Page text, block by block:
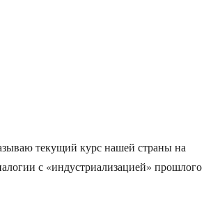
текущий курс нашей страны на
с «индустриализацией» прошлого